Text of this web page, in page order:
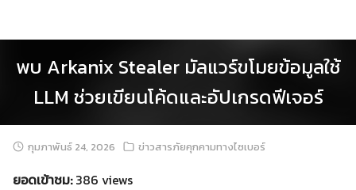
พบ Arkanix Stealer มัลแวร์ขโมยข้อมูลใช้
LLM ช่วยเขียนโค้ดและอัปเกรดฟีเจอร์
กุมภาพันธ์ 24, 2026 ข่าวสารภัยคุกคามทางไซเบอร์
ยอดเข้าชม:386 views